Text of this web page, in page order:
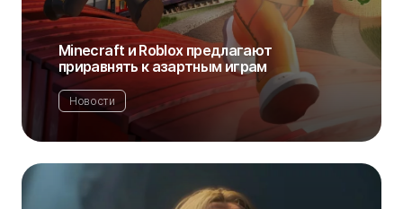
Minecraft и Roblox предлагают
приравнять к азартным играм
Новости